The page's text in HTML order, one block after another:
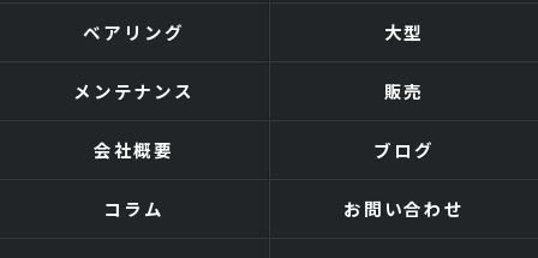
ベアリング 大型
メンテナンス 販売
会社概要 ブログ
コラム お問い合わせ